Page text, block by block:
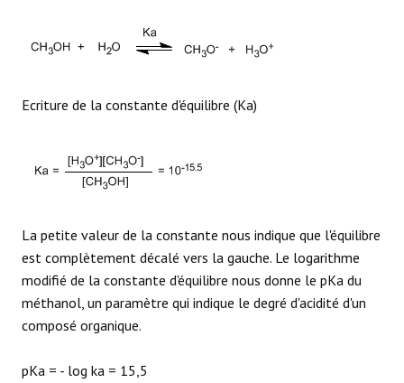
Ecriture de la constante d'équilibre (Ka)
La petite valeur de la constante nous indique que l'équilibre
est complètement décalé vers la gauche. Le logarithme
modifié de la constante d'équilibre nous donne le pKa du
méthanol, un paramètre qui indique le degré d'acidité d'un
composé organique.
pKa = - log ka = 15,5